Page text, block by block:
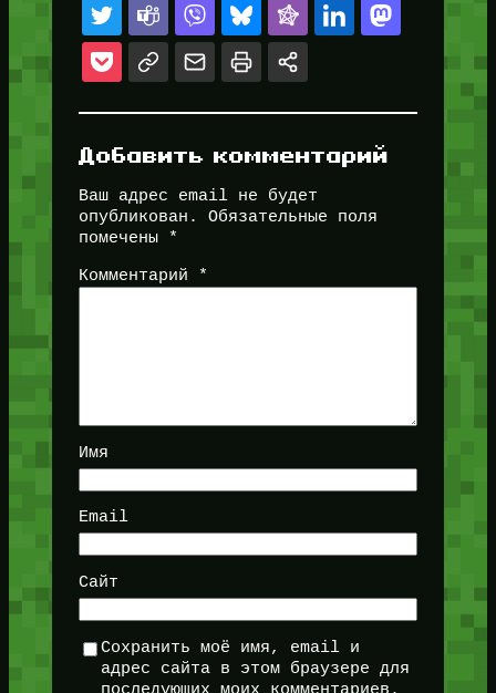
Добавить комментарий
Ваш адрес email не будет
опубликован.
Обязательные поля
помечены
*
Комментарий *
Имя
Email
Сайт
Сохранить моё имя, email и
адрес сайта в этом браузере для
последующих моих комментариев.